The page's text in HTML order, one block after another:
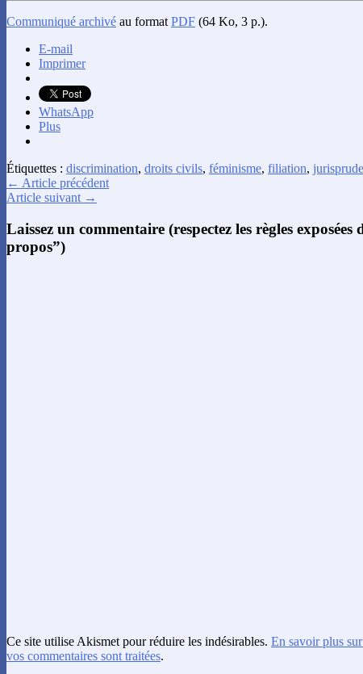
Communiqué archivé au format PDF (64 Ko, 3 p.).
E-mail
Imprimer
WhatsApp
Plus
Étiquettes : discrimination, droits civils, féminisme, filiation,
← Article précédent
Article suivant →
Laissez un commentaire (respectez les règles
propos”)
Ce site utilise Akismet pour réduire les indésirables. En savoir plus
vos commentaires sont traitées.